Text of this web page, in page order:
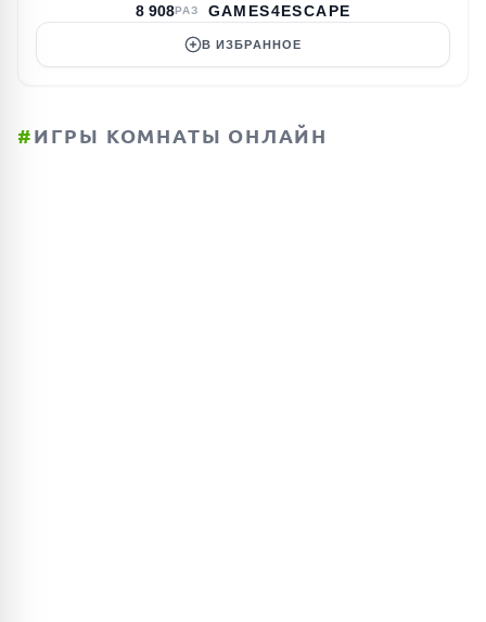
8 908РАЗ GAMES4ESCAPE
В ИЗБРАННОЕ
#ИГРЫ КОМНАТЫ ОНЛАЙН